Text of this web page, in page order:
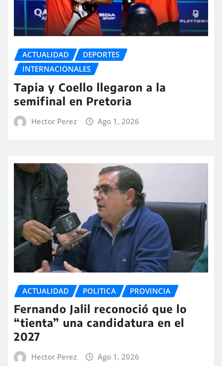
ACTUALIDAD
DEPORTES
INTERNACIONALES
Tapia y Coello llegaron a la
semifinal en Pretoria
Hector Perez Ago 1, 2026
ACTUALIDAD POLITICA PROVINCIA
Fernando Jalil reconoció que lo
“tienta” una candidatura en el
2027
Hector Perez Ago 1, 2026